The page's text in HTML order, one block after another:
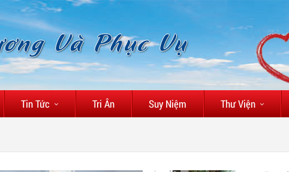
Và Phục Vụ
Tin Tức Tri Ân Suy Niệm Thư Viện